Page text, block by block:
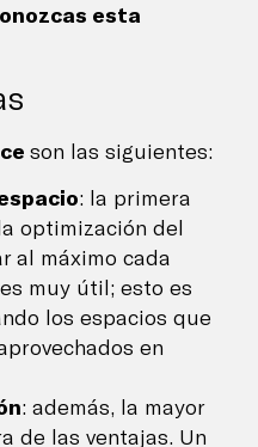
esta
son las siguientes:
: la primera
optimización del
al máximo cada
muy útil; esto es
los espacios que
en
: además, la mayor
de las ventajas. Un